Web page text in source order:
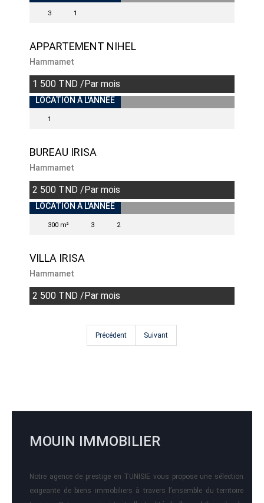
3 1
APPARTEMENT NIHEL
Hammamet
1 500 TND /Par mois
LOCATION À L'ANNÉE
1
BUREAU IRISA
Hammamet
2 500 TND /Par mois
LOCATION À L'ANNÉE
300 m² 3 2
VILLA IRISA
Hammamet
2 500 TND /Par mois
Précédent Suivant
MOUIN IMMOBILIER
Notre agence de prestige en TUNISIE vous propose une sélection
exigeante de biens immobiliers à travers l’ensemble du territoire